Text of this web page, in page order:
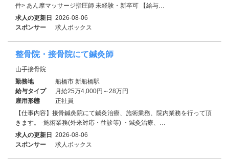
件> あん摩マッサージ指圧師 未経験・新卒可 【給与…
求人の更新日 2026-08-06
スポンサー
求人ボックス
整骨院・接骨院にて鍼灸師
山手接骨院
勤務地
船橋市 新船橋駅
給与タイプ
月給25万4,000円～28万円
雇用形態
正社員
【仕事内容】接骨鍼灸院にて鍼灸治療、施術業務、院内業務を行って頂
きます。 -施術業務(外来対応・往診等) ・鍼灸治療、…
求人の更新日 2026-08-06
スポンサー
求人ボックス